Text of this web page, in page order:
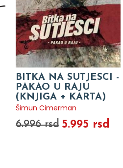
BITKA NA SUTJESCI -
PAKAO U RAJU
(KNJIGA + KARTA)
Šimun Cimerman
6.996 rsd 5.995 rsd